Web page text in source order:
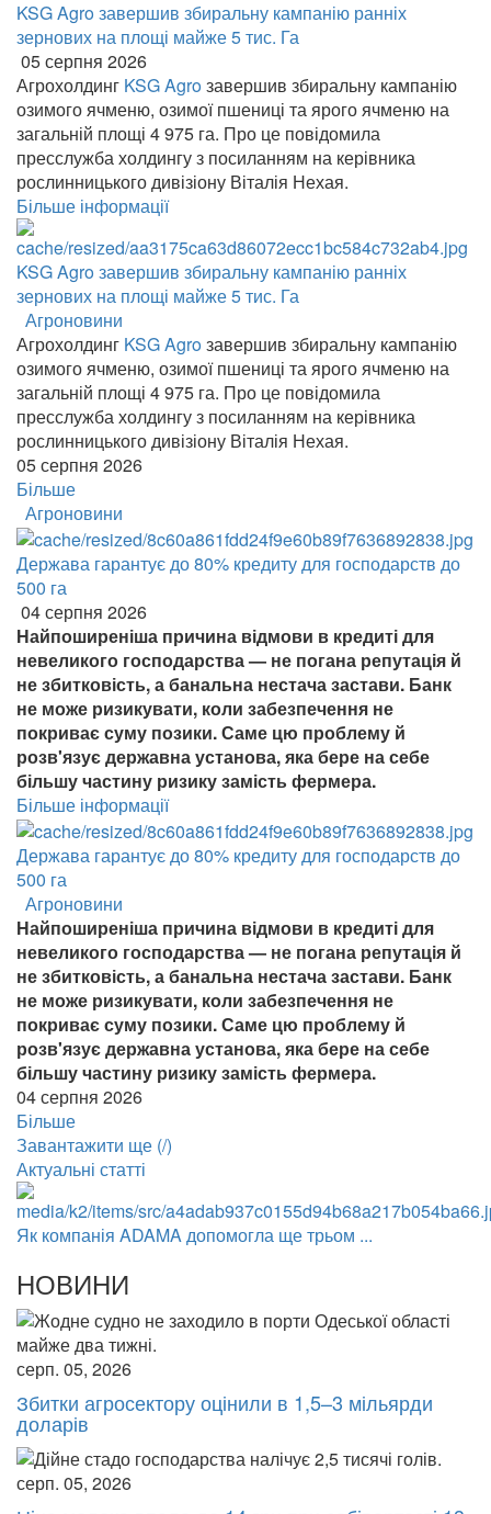
KSG Agro завершив збиральну кампанію ранніх
зернових на площі майже 5 тис. Га
05 серпня 2026
Агрохолдинг KSG Agroзавершив збиральну кампанію
озимого ячменю, озимої пшениці та ярого ячменю на
загальній площі 4 975 га. Про це повідомила
пресслужба холдингу з посиланням на керівника
рослинницького дивізіону Віталія Нехая.
Більше інформації
KSG Agro завершив збиральну кампанію ранніх
зернових на площі майже 5 тис. Га
Агроновини
Агрохолдинг KSG Agroзавершив збиральну кампанію
озимого ячменю, озимої пшениці та ярого ячменю на
загальній площі 4 975 га. Про це повідомила
пресслужба холдингу з посиланням на керівника
рослинницького дивізіону Віталія Нехая.
05 серпня 2026
Більше
Агроновини
Держава гарантує до 80% кредиту для господарств до
500 га
04 серпня 2026
Найпоширеніша причина відмови в кредиті для
невеликого господарства — не погана репутація й
не збитковість, а банальна нестача застави. Банк
не може ризикувати, коли забезпечення не
покриває суму позики. Саме цю проблему й
розв'язує державна установа, яка бере на себе
більшу частину ризику замість фермера.
Більше інформації
Держава гарантує до 80% кредиту для господарств до
500 га
Агроновини
Найпоширеніша причина відмови в кредиті для
невеликого господарства — не погана репутація й
не збитковість, а банальна нестача застави. Банк
не може ризикувати, коли забезпечення не
покриває суму позики. Саме цю проблему й
розв'язує державна установа, яка бере на себе
більшу частину ризику замість фермера.
04 серпня 2026
Більше
Завантажити ще (/)
Актуальні статті
Як компанія ADAMA допомогла ще трьом ...
НОВИНИ
серп. 05, 2026
Збитки агросектору оцінили в 1,5–3 мільярди
доларів
серп. 05, 2026